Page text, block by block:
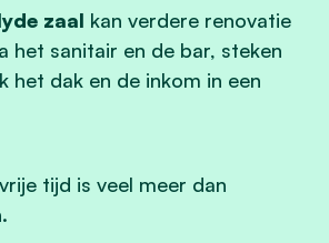
zaal kan verdere renovatie
het sanitair en de bar, steken
het dak en de inkom in een
tijd is veel meer dan